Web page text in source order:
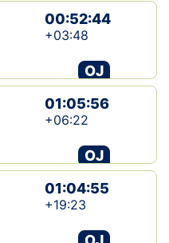
00:52:44
+03:48
OJ
01:05:56
+06:22
OJ
01:04:55
+19:23